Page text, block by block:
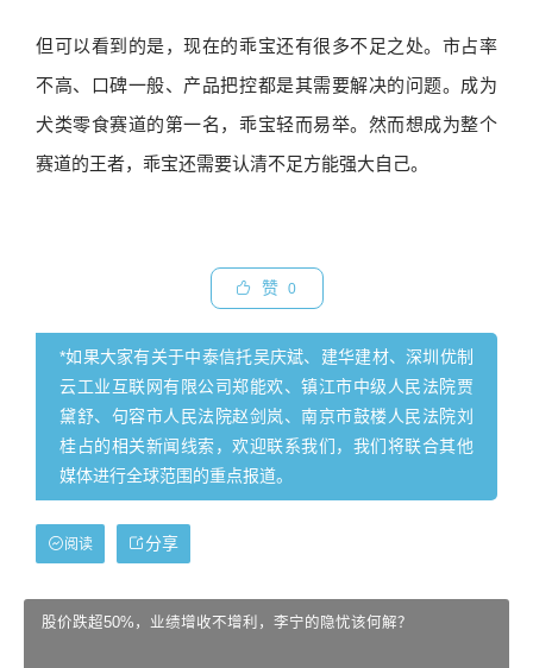
但可以看到的是，现在的乖宝还有很多不足之处。市占率
不高、口碑一般、产品把控都是其需要解决的问题。成为
犬类零食赛道的第一名，乖宝轻而易举。然而想成为整个
赛道的王者，乖宝还需要认清不足方能强大自己。
赞 0
*如果大家有关于中泰信托吴庆斌、建华建材、深圳优制
云工业互联网有限公司郑能欢、镇江市中级人民法院贾
黛舒、句容市人民法院赵剑岚、南京市鼓楼人民法院刘
桂占的相关新闻线索，欢迎联系我们，我们将联合其他
媒体进行全球范围的重点报道。
分享
阅读
股价跌超50%，业绩增收不增利，李宁的隐忧该何解？